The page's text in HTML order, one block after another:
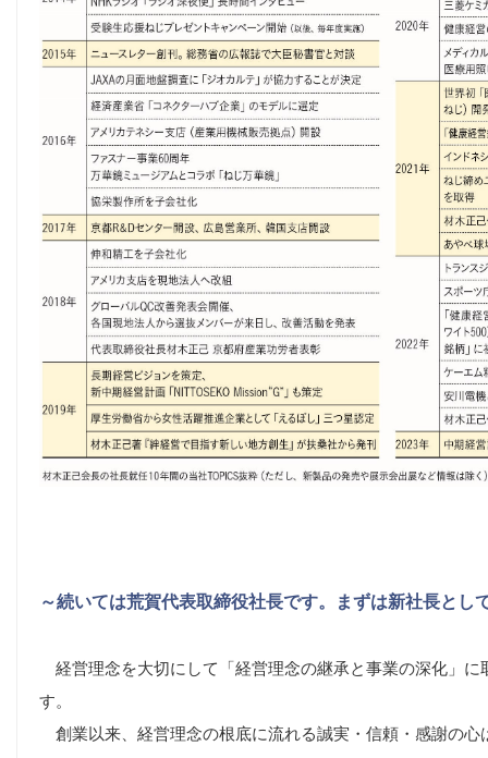
～続いては荒賀代表取締役社長です。まずは新社長とし
経営理念を大切にして「経営理念の継承と事業の深化」に
す。
創業以来、経営理念の根底に流れる誠実・信頼・感謝の心